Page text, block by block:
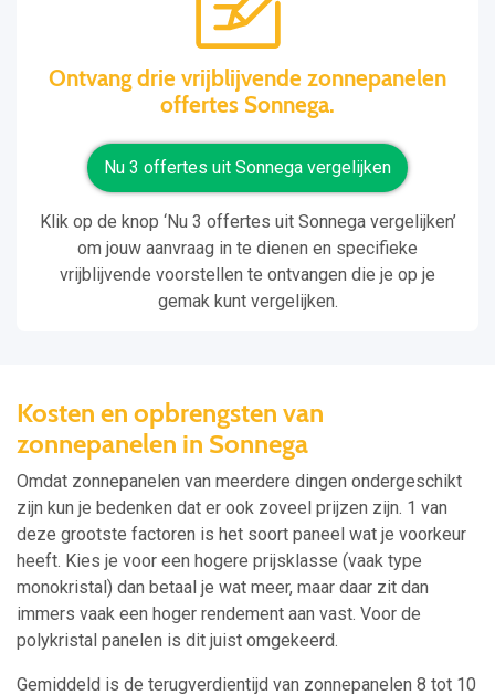
Ontvang drie vrijblijvende zonnepanelen
offertes Sonnega.
Nu 3 offertes uit Sonnega vergelijken
Klik op de knop ‘Nu 3 offertes uit Sonnega vergelijken’
om jouw aanvraag in te dienen en specifieke
vrijblijvende voorstellen te ontvangen die je op je
gemak kunt vergelijken.
Kosten en opbrengsten van
zonnepanelen in Sonnega
Omdat zonnepanelen van meerdere dingen ondergeschikt
zijn kun je bedenken dat er ook zoveel prijzen zijn. 1 van
deze grootste factoren is het soort paneel wat je voorkeur
heeft. Kies je voor een hogere prijsklasse (vaak type
monokristal) dan betaal je wat meer, maar daar zit dan
immers vaak een hoger rendement aan vast. Voor de
polykristal panelen is dit juist omgekeerd.
Gemiddeld is de terugverdientijd van zonnepanelen 8 tot 10